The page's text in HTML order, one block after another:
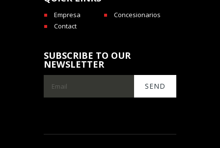
Empresa
Concesionarios
Contact
SUBSCRIBE TO OUR
NEWSLETTER